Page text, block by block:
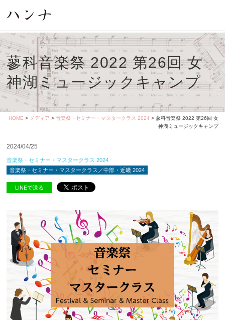
蓼科音楽祭 2022 第26回 女
神湖ミュージックキャンプ
HOME > メディア > 音楽祭・セミナー・マスタークラス 2024 > 蓼科音楽祭 2022 第26回 女
神湖ミュージックキャンプ
2024/04/25
音楽祭・セミナー・マスタークラス 2024
音楽祭・セミナー・マスタークラス／中部・近畿 2024
LINEで送る